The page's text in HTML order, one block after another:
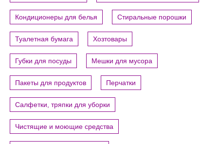
Кондиционеры для белья Стиральные порошки
Туалетная бумага Хозтовары
Губки для посуды Мешки для мусора
Пакеты для продуктов Перчатки
Салфетки, тряпки для уборки
Чистящие и моющие средства